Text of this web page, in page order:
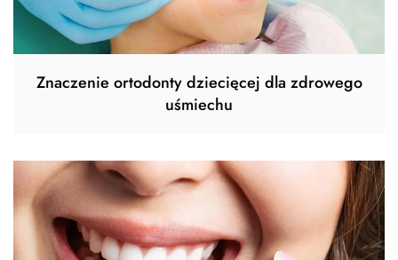
Znaczenie ortodonty dziecięcej dla zdrowego
uśmiechu